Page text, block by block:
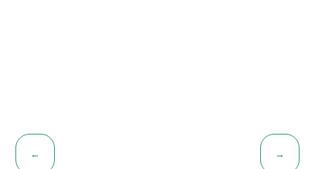
← →